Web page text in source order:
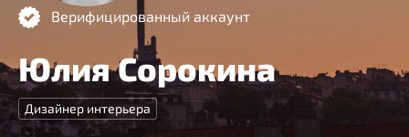
Верифицированный аккаунт
Юлия Сорокина
Дизайнер интерьера